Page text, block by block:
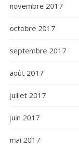
novembre 2017
octobre 2017
septembre 2017
août 2017
juillet 2017
juin 2017
mai 2017